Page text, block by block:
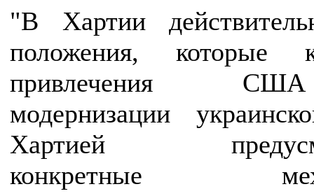
"В Хартии
положения, которые
привлечения
модернизации
Хартией
конкретные